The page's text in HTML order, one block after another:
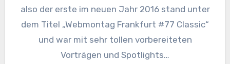
also der erste im neuen Jahr 2016 stand unter
dem Titel „Webmontag Frankfurt #77 Classic“
und war mit sehr tollen vorbereiteten
Vorträgen und Spotlights…